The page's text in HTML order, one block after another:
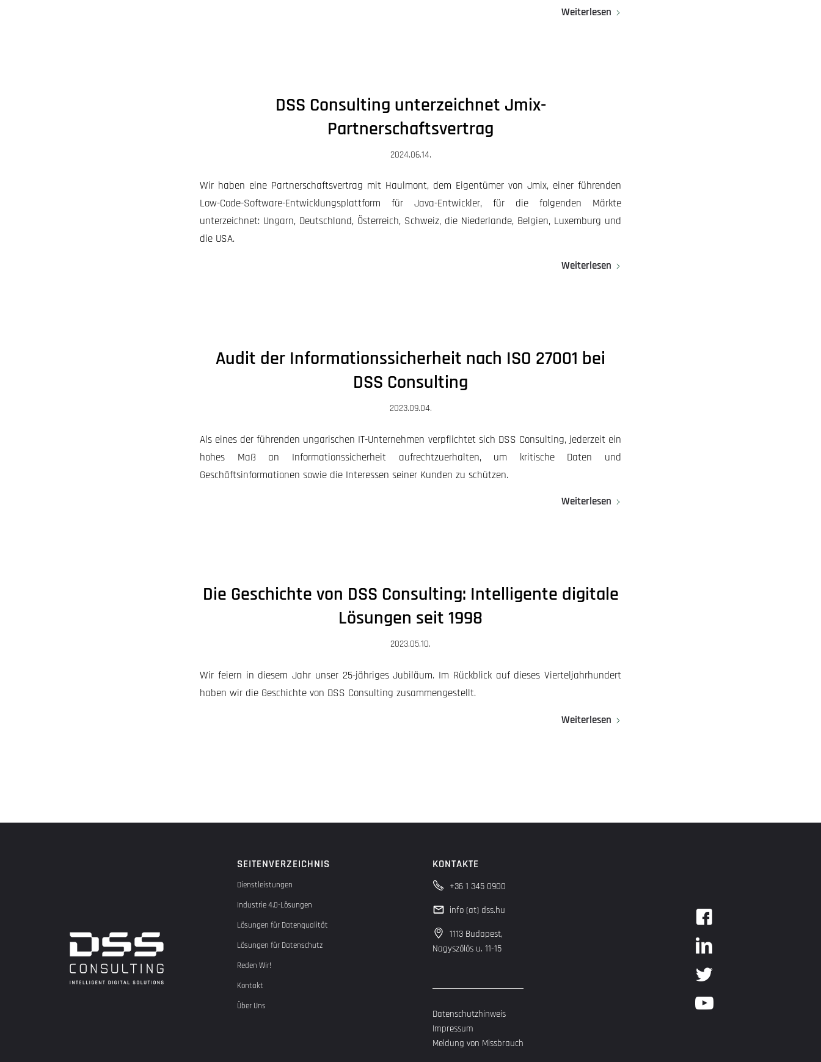
Weiterlesen
DSS Consulting unterzeichnet Jmix-
Partnerschaftsvertrag
2024.06.14.
Wir haben eine Partnerschaftsvertrag mit Haulmont, dem Eigentümer von Jmix, einer führenden
Low-Code-Software-Entwicklungsplattform für Java-Entwickler, für die folgenden Märkte
unterzeichnet: Ungarn, Deutschland, Österreich, Schweiz, die Niederlande, Belgien, Luxemburg und
die USA.
Weiterlesen
Audit der Informationssicherheit nach ISO 27001 bei
DSS Consulting
2023.09.04.
Als eines der führenden ungarischen IT-Unternehmen verpflichtet sich DSS Consulting, jederzeit ein
hohes Maß an Informationssicherheit aufrechtzuerhalten, um kritische Daten und
Geschäftsinformationen sowie die Interessen seiner Kunden zu schützen.
Weiterlesen
Die Geschichte von DSS Consulting: Intelligente digitale
Lösungen seit 1998
2023.05.10.
Wir feiern in diesem Jahr unser 25-jähriges Jubiläum. Im Rückblick auf dieses Vierteljahrhundert
haben wir die Geschichte von DSS Consulting zusammengestellt.
Weiterlesen
SEITENVERZEICHNIS
Dienstleistungen
Industrie 4.0-Lösungen
Lösungen für Datenqualität
Lösungen für Datenschutz
Reden Wir!
Kontakt
Über Uns
KONTAKTE
+36 1 345 0900
info (at) dss.hu
1113 Budapest,
Nagyszőlős u. 11-15
Datenschutzhinweis
Impressum
Meldung von Missbrauch